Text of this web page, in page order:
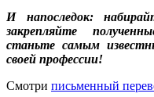
И напоследок:
закрепляйте
станьте самым
своей профессии!
Смотри письменный